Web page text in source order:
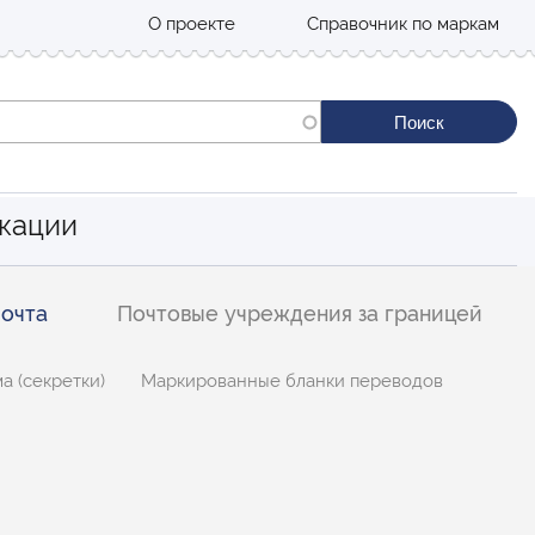
О проекте Справочник по маркам
(секретки) Маркированные бланки переводов
Почтовые учреждения за границей